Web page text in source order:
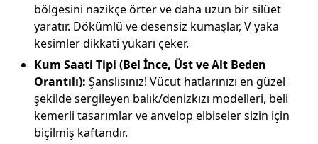
bölgesini nazikçe örter ve daha uzun bir silüet
yaratır. Dökümlü ve desensiz kumaşlar, V yaka
kesimler dikkati yukarı çeker.
Kum Saati Tipi (Bel İnce, Üst ve Alt Beden
Orantılı): Şanslısınız! Vücut hatlarınızı en güzel
şekilde sergileyen balık/denizkızı modelleri, beli
kemerli tasarımlar ve anvelop elbiseler sizin için
biçilmiş kaftandır.